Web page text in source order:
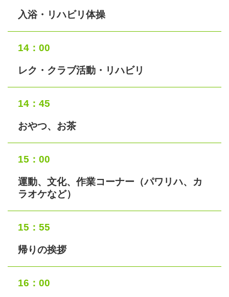
入浴・リハビリ体操
14：00
レク・クラブ活動・リハビリ
14：45
おやつ、お茶
15：00
運動、文化、作業コーナー（パワリハ、カ
ラオケなど）
15：55
帰りの挨拶
16：00